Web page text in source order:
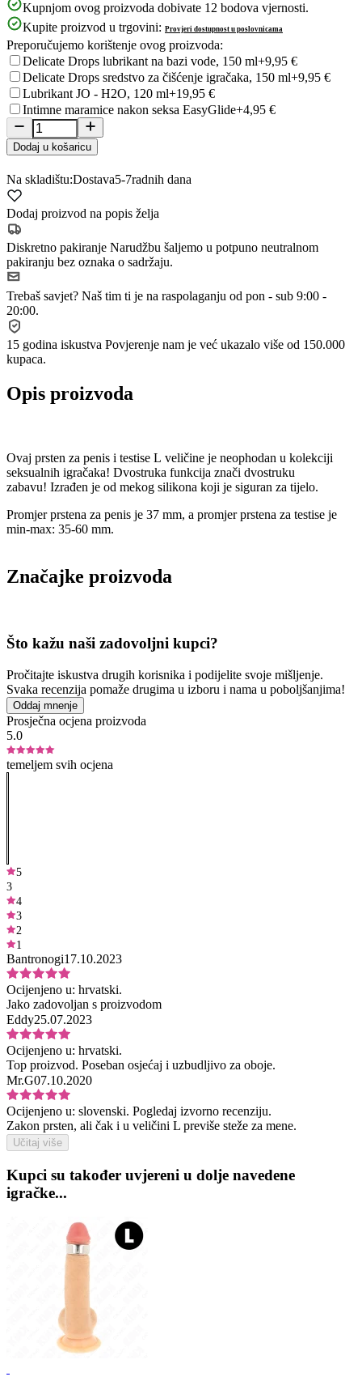
Kupnjom ovog proizvoda dobivate 12 bodova vjernosti.
Kupite proizvod u trgovini: Provjeri dostupnost u poslovnicama
Preporučujemo korištenje ovog proizvoda:
Delicate Drops lubrikant na bazi vode, 150 ml+9,95 €
Delicate Drops sredstvo za čišćenje igračaka, 150 ml+9,95 €
Lubrikant JO - H2O, 120 ml+19,95 €
Intimne maramice nakon seksa EasyGlide+4,95 €
Dodaj u košaricu
Na skladištu:Dostava5-7radnih dana
Dodaj proizvod na popis želja
Diskretno pakiranje Narudžbu šaljemo u potpuno neutralnom
pakiranju bez oznaka o sadržaju.
Trebaš savjet? Naš tim ti je na raspolaganju od pon - sub 9:00 -
20:00.
15 godina iskustva Povjerenje nam je već ukazalo više od 150.000
kupaca.
Opis proizvoda
Ovaj prsten za penis i testise L veličine je neophodan u kolekciji
seksualnih igračaka! Dvostruka funkcija znači dvostruku
zabavu! Izrađen je od mekog silikona koji je siguran za tijelo.
Promjer prstena za penis je 37 mm, a promjer prstena za testise je
min-max: 35-60 mm.
Značajke proizvoda
Što kažu naši zadovoljni kupci?
Pročitajte iskustva drugih korisnika i podijelite svoje mišljenje.
Svaka recenzija pomaže drugima u izboru i nama u poboljšanjima!
Oddaj mnenje
Prosječna ocjena proizvoda
5.0
temeljem svih ocjena
5
3
4
3
2
1
Bantronogi17.10.2023
Ocijenjeno u: hrvatski.
Jako zadovoljan s proizvodom
Eddy25.07.2023
Ocijenjeno u: hrvatski.
Top proizvod. Poseban osjećaj i uzbudljivo za oboje.
Mr.G07.10.2020
Ocijenjeno u: slovenski. Pogledaj izvorno recenziju.
Zakon prsten, ali čak i u veličini L previše steže za mene.
Učitaj više
Kupci su također uvjereni u dolje navedene
igračke...